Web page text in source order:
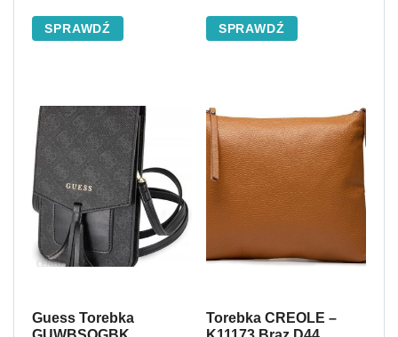
SPRAWDŹ SPRAWDŹ
Guess Torebka
Torebka CREOLE –